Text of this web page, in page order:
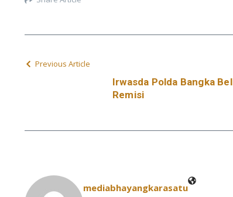
Previous Article
Irwasda Polda Bangka
Remisi
mediabhayangkarasatu